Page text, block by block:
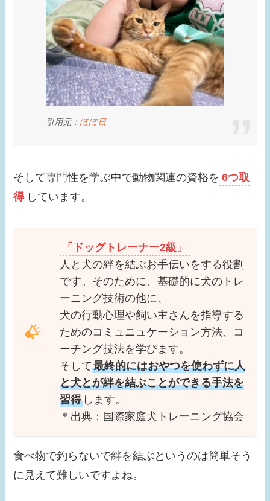
っぴんがかわいすぎ
る！
【画像】浜辺美波の結
婚相手はだれ？歴代彼
氏は？恋愛観も確認！
氏３選！
【画像】ローラは結婚
してる？テレビに出な
い理由はなに？現在の
活動は？
引用元： ほぼ日
そして専門性を学ぶ中で動物関連の資格を 6つ取
得 しています。
「ドッグトレーナー2級」
人と犬の絆を結ぶお手伝いをする役割
です。そのために、基礎的に犬のトレ
ーニング技術の他に、
犬の行動心理や飼い主さんを指導する
ためのコミュニュケーション方法、コ
ーチング技法を学びます。
そして最終的にはおやつを使わずに人
と犬とが絆を結ぶことができる手法を
習得します。
＊出典：国際家庭犬トレーニング協会
食べ物で釣らないで絆を結ぶというのは簡単そう
に見えて難しいですよね。